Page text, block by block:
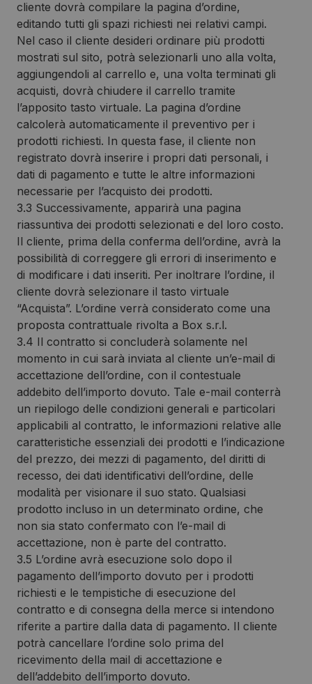
cliente dovrà compilare la pagina d’ordine,
editando tutti gli spazi richiesti nei relativi campi.
Nel caso il cliente desideri ordinare più prodotti
mostrati sul sito, potrà selezionarli uno alla volta,
aggiungendoli al carrello e, una volta terminati gli
acquisti, dovrà chiudere il carrello tramite
l’apposito tasto virtuale. La pagina d’ordine
calcolerà automaticamente il preventivo per i
prodotti richiesti. In questa fase, il cliente non
registrato dovrà inserire i propri dati personali, i
dati di pagamento e tutte le altre informazioni
necessarie per l’acquisto dei prodotti.
3.3 Successivamente, apparirà una pagina
riassuntiva dei prodotti selezionati e del loro costo.
Il cliente, prima della conferma dell’ordine, avrà la
possibilità di correggere gli errori di inserimento e
di modificare i dati inseriti. Per inoltrare l’ordine, il
cliente dovrà selezionare il tasto virtuale
“Acquista”. L’ordine verrà considerato come una
proposta contrattuale rivolta a Box s.r.l.
3.4 Il contratto si concluderà solamente nel
momento in cui sarà inviata al cliente un’e-mail di
accettazione dell’ordine, con il contestuale
addebito dell’importo dovuto. Tale e-mail conterrà
un riepilogo delle condizioni generali e particolari
applicabili al contratto, le informazioni relative alle
caratteristiche essenziali dei prodotti e l’indicazione
del prezzo, dei mezzi di pagamento, del diritti di
recesso, dei dati identificativi dell’ordine, delle
modalità per visionare il suo stato. Qualsiasi
prodotto incluso in un determinato ordine, che
non sia stato confermato con l’e-mail di
accettazione, non è parte del contratto.
3.5 L’ordine avrà esecuzione solo dopo il
pagamento dell’importo dovuto per i prodotti
richiesti e le tempistiche di esecuzione del
contratto e di consegna della merce si intendono
riferite a partire dalla data di pagamento. Il cliente
potrà cancellare l’ordine solo prima del
ricevimento della mail di accettazione e
dell’addebito dell’importo dovuto.